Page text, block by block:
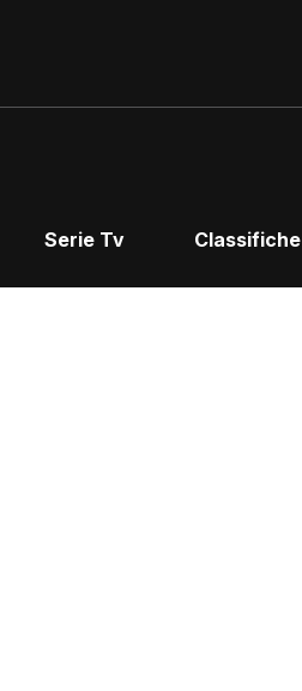
Serie Tv Classifiche